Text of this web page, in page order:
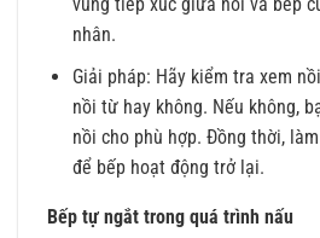
nhân.
Giải pháp: Hãy kiểm tra xem
nồi từ hay không. Nếu không,
nồi cho phù hợp. Đồng thời,
để bếp hoạt động trở lại.
Bếp tự ngắt trong quá trình nấu